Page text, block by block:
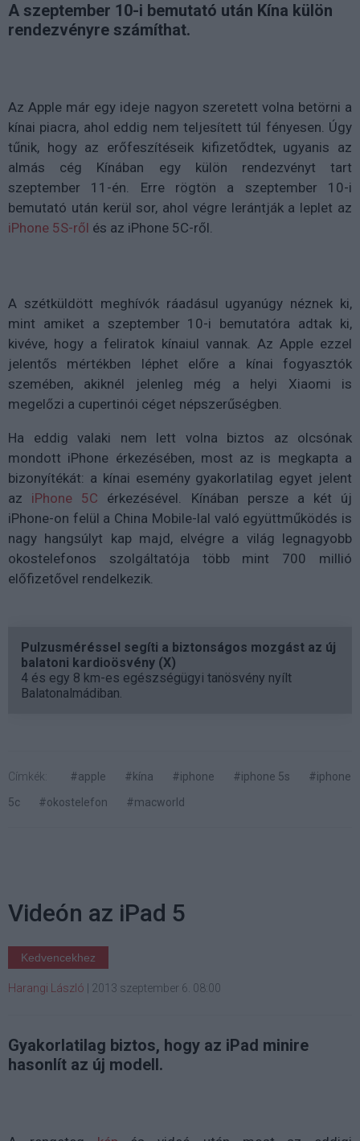
A szeptember 10-i bemutató után Kína külön
rendezvényre számíthat.
Az Apple már egy ideje nagyon szeretett volna betörni a
kínai piacra, ahol eddig nem teljesített túl fényesen. Úgy
tűnik, hogy az erőfeszítéseik kifizetődtek, ugyanis az
almás cég Kínában egy külön rendezvényt tart
szeptember 11-én. Erre rögtön a szeptember 10-i
bemutató után kerül sor, ahol végre lerántják a leplet az
iPhone 5S-ről és az iPhone 5C-ről.
A szétküldött meghívók ráadásul ugyanúgy néznek ki,
mint amiket a szeptember 10-i bemutatóra adtak ki,
kivéve, hogy a feliratok kínaiul vannak. Az Apple ezzel
jelentős mértékben léphet előre a kínai fogyasztók
szemében, akiknél jelenleg még a helyi Xiaomi is
megelőzi a cupertinói céget népszerűségben.
Ha eddig valaki nem lett volna biztos az olcsónak
mondott iPhone érkezésében, most az is megkapta a
bizonyítékát: a kínai esemény gyakorlatilag egyet jelent
az iPhone 5C érkezésével. Kínában persze a két új
iPhone-on felül a China Mobile-lal való együttműködés is
nagy hangsúlyt kap majd, elvégre a világ legnagyobb
okostelefonos szolgáltatója több mint 700 millió
előfizetővel rendelkezik.
Pulzusméréssel segíti a biztonságos mozgást az új
balatoni kardioösvény (X)
4 és egy 8 km-es egészségügyi tanösvény nyílt
Balatonalmádiban.
Címkék: #apple #kína #iphone #iphone 5s
#iphone
5c
#okostelefon #macworld
Videón az iPad 5
Kedvencekhez
Harangi László 2013 szeptember 6. 08:00
Gyakorlatilag biztos, hogy az iPad minire
hasonlít az új modell.